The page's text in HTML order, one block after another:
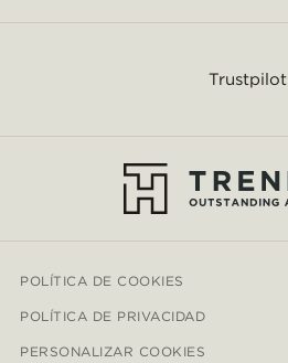
Trustpilot
POLÍTICA DE COOKIES
POLÍTICA DE PRIVACIDAD
PERSONALIZAR COOKIES